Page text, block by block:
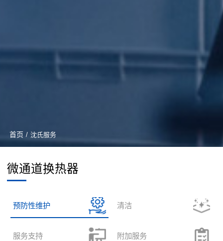
首页 / 沈氏服务
微通道换热器
预防性维护 清洁
服务支持 附加服务